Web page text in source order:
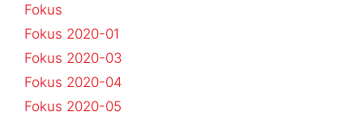
Fokus
Fokus 2020-01
Fokus 2020-03
Fokus 2020-04
Fokus 2020-05